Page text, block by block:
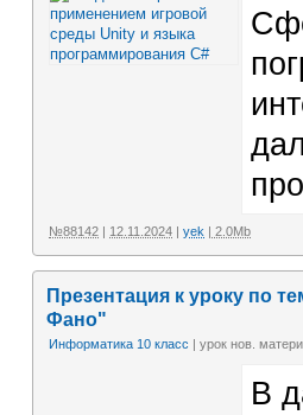
№88142 12.11.2024 yek | 2.0Mb
Презентация к уроку по
Фано"
Информатика 10 класс | урок нов.
В